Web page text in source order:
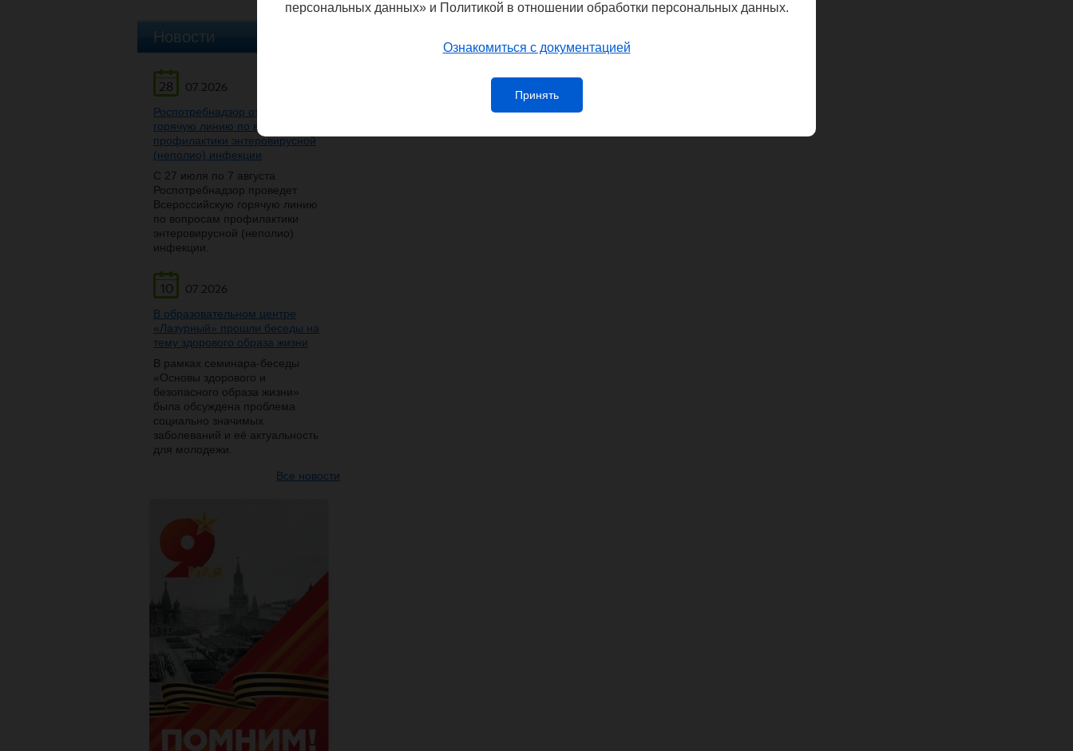
Новости
28
07.2026
Роспотребнадзор открывает
горячую линию по вопросам
профилактики энтеровирусной
(неполио) инфекции
С 27 июля по 7 августа
Роспотребнадзор проведет
Всероссийскую горячую линию
по вопросам профилактики
энтеровирусной (неполио)
инфекции.
10
07.2026
В образовательном центре
«Лазурный» прошли беседы на
тему здорового образа жизни
В рамках семинара-беседы
«Основы здорового и
безопасного образа жизни»
была обсуждена проблема
социально значимых
заболеваний и её актуальность
для молодежи.
Все новости
персональных данных» и Политикой в отношении обработки персональных данных.
Ознакомиться с документацией
Принять